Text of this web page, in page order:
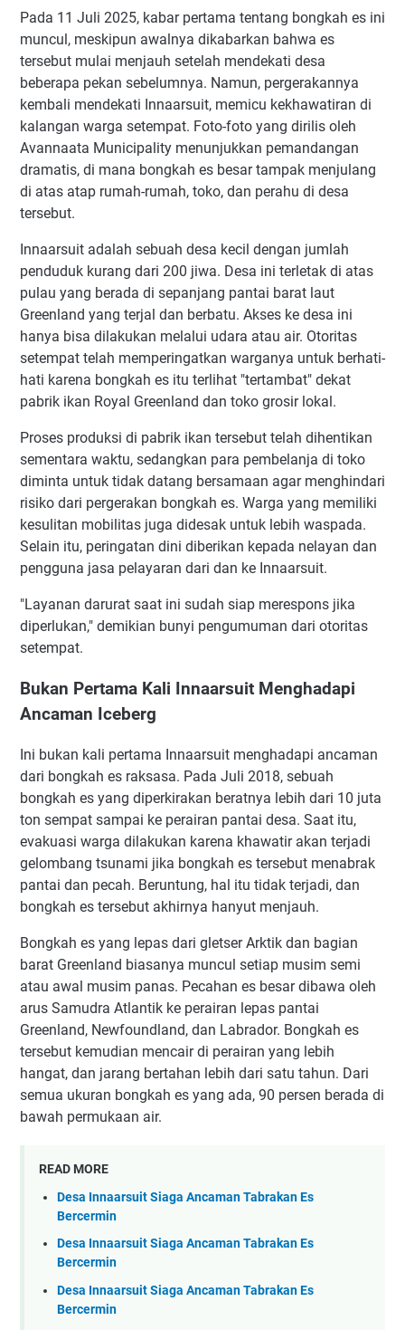
Pada 11 Juli 2025, kabar pertama tentang bongkah es ini
muncul, meskipun awalnya dikabarkan bahwa es
tersebut mulai menjauh setelah mendekati desa
beberapa pekan sebelumnya. Namun, pergerakannya
kembali mendekati Innaarsuit, memicu kekhawatiran di
kalangan warga setempat. Foto-foto yang dirilis oleh
Avannaata Municipality menunjukkan pemandangan
dramatis, di mana bongkah es besar tampak menjulang
di atas atap rumah-rumah, toko, dan perahu di desa
tersebut.
Innaarsuit adalah sebuah desa kecil dengan jumlah
penduduk kurang dari 200 jiwa. Desa ini terletak di atas
pulau yang berada di sepanjang pantai barat laut
Greenland yang terjal dan berbatu. Akses ke desa ini
hanya bisa dilakukan melalui udara atau air. Otoritas
setempat telah memperingatkan warganya untuk berhati-
hati karena bongkah es itu terlihat "tertambat" dekat
pabrik ikan Royal Greenland dan toko grosir lokal.
Proses produksi di pabrik ikan tersebut telah dihentikan
sementara waktu, sedangkan para pembelanja di toko
diminta untuk tidak datang bersamaan agar menghindari
risiko dari pergerakan bongkah es. Warga yang memiliki
kesulitan mobilitas juga didesak untuk lebih waspada.
Selain itu, peringatan dini diberikan kepada nelayan dan
pengguna jasa pelayaran dari dan ke Innaarsuit.
"Layanan darurat saat ini sudah siap merespons jika
diperlukan," demikian bunyi pengumuman dari otoritas
setempat.
Bukan Pertama Kali Innaarsuit Menghadapi
Ancaman Iceberg
Ini bukan kali pertama Innaarsuit menghadapi ancaman
dari bongkah es raksasa. Pada Juli 2018, sebuah
bongkah es yang diperkirakan beratnya lebih dari 10 juta
ton sempat sampai ke perairan pantai desa. Saat itu,
evakuasi warga dilakukan karena khawatir akan terjadi
gelombang tsunami jika bongkah es tersebut menabrak
pantai dan pecah. Beruntung, hal itu tidak terjadi, dan
bongkah es tersebut akhirnya hanyut menjauh.
Bongkah es yang lepas dari gletser Arktik dan bagian
barat Greenland biasanya muncul setiap musim semi
atau awal musim panas. Pecahan es besar dibawa oleh
arus Samudra Atlantik ke perairan lepas pantai
Greenland, Newfoundland, dan Labrador. Bongkah es
tersebut kemudian mencair di perairan yang lebih
hangat, dan jarang bertahan lebih dari satu tahun. Dari
semua ukuran bongkah es yang ada, 90 persen berada di
bawah permukaan air.
READ MORE
Desa Innaarsuit Siaga Ancaman Tabrakan Es
Bercermin
Desa Innaarsuit Siaga Ancaman Tabrakan Es
Bercermin
Desa Innaarsuit Siaga Ancaman Tabrakan Es
Bercermin